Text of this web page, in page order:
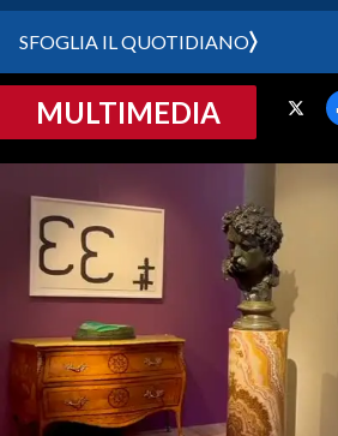
CRONACA SARDEGNA
PROVINCIA DI CAGLIARI
SULCIS IGLESIENTE
MEDIO CAMPIDANO
ORISTANO E PROVINCIA
SASSARI E PROVINCIA
GALLURA
NUORO E PROVINCIA
SFOGLIA IL QUOTIDIANO
MULTIMEDIA